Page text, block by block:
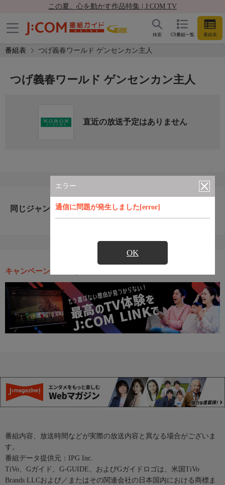
この夏、心を動かす作品特集 | J:COM TV
CS番組一覧 番組表
検索
番組表 つげ義春ワールド ゲンセンカン主人
エラー
通信に問題が発生しました[error]
OK
つげ義春ワールド ゲンセンカン主人
直近の放送予定はありません
同じジャンルのおすすめ番組
キャンペーン・お得な情報
番組内容、放送時間などが実際の放送内容と異なる場合がございま
す。
番組データ提供元：IPG Inc.
TiVo、Gガイド、G-GUIDE、およびGガイドロゴは、米国TiVo
Brands LLCおよび／またはその関連会社の日本国内における商標ま